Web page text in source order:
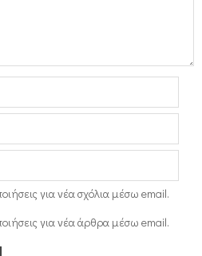
για νέα σχόλια μέσω email.
για νέα άρθρα μέσω email.